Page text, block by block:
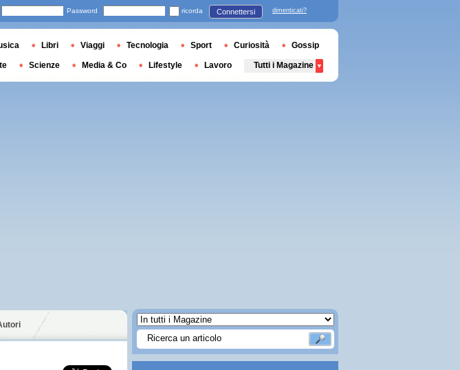
Password ricorda Connettersi dimenticati?
Libri Viaggi Tecnologia Sport Curiosità Gossip
Scienze Media & Co Lifestyle Lavoro Tutti i Magazine